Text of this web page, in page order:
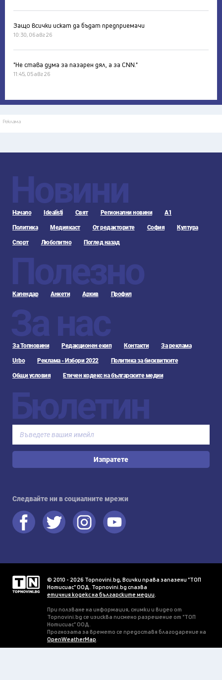
Защо всички искат да бъдат предприемачи
10:30, 06 авг 26
"Не става дума за пазарен дял, а за CNN."
11:45, 05 авг 26
Реклама
Новини
Начало Idealisti Свят Регионални новини А1
Политика Медиякаст От редакторите София Култура
Спорт Любопитно Поглед назад
Полезно
Календар Анкети Архив Профил
За нас
За Топновини Редакционен екип Контакти За реклама
Urbo Реклама - Избори 2022 Политика за бисквитките
Общи условия Етичен кодекс на българските медии
Бюлетин
Изпратете
Следвайте ни в социалните мрежи
© 2010 - 2026 Topnovini.bg, Всички права запазени "ТОП
Нотисиас" ООД. Topnovini.bg спазва
етичния кодекс на българските медии.
При ползване на информация, снимки и видео от
Topnovini.bg се изисква писмено разрешение от "ТОП
Нотисиас" ООД.
Прогнозата за времето се предоставя благодарение на
OpenWeatherMap.